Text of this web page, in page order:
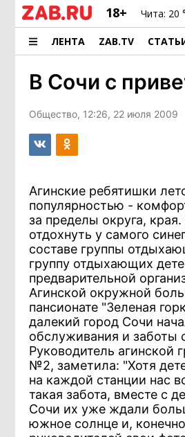
18+ Чита: 20 °
ЛЕНТА ZAB.TV
В Сочи с
Общество, 12:26, 22 июля 2009
Агинские ребятишки
популярностью -
за пределы округа,
отдохнуть у самого
составе группы
группу отдыхающих
предварительной
Агинской окружной
пансионате "Зеленая
далекий город Сочи
обслуживания и заботы
Руководитель агинской
№2, заметила: "Хотя
на каждой станции нас
такая забота, вместе с
Сочи их уже ждали
южное солнце и,